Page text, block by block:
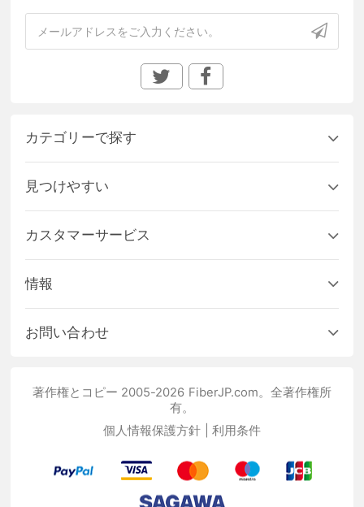
カテゴリーで探す
見つけやすい
カスタマーサービス
情報
お問い合わせ
著作権とコピー 2005-2026 FiberJP.com。全著作権所
有。
個人情報保護方針
利用条件